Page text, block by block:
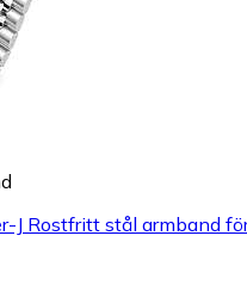
J Rostfritt stål armband